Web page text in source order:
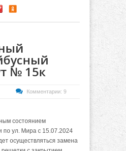
№ 15к
Комментарии: 9
состоянием
по ул. Мира с 15.07.2024
осуществляться замена